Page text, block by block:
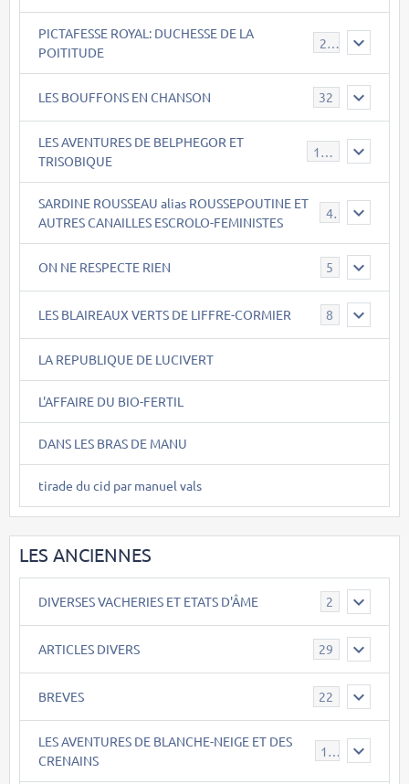
PICTAFESSE ROYAL: DUCHESSE DE LA
POITITUDE
23
LES BOUFFONS EN CHANSON 32
LES AVENTURES DE BELPHEGOR ET
TRISOBIQUE
147
SARDINE ROUSSEAU alias ROUSSEPOUTINE ET
AUTRES CANAILLES ESCROLO-FEMINISTES
40
ON NE RESPECTE RIEN 5
LES BLAIREAUX VERTS DE LIFFRE-CORMIER 8
LA REPUBLIQUE DE LUCIVERT
L'AFFAIRE DU BIO-FERTIL
DANS LES BRAS DE MANU
tirade du cid par manuel vals
LES ANCIENNES
DIVERSES VACHERIES ET ETATS D'ÂME 2
ARTICLES DIVERS 29
BREVES 22
LES AVENTURES DE BLANCHE-NEIGE ET DES
CRENAINS
17